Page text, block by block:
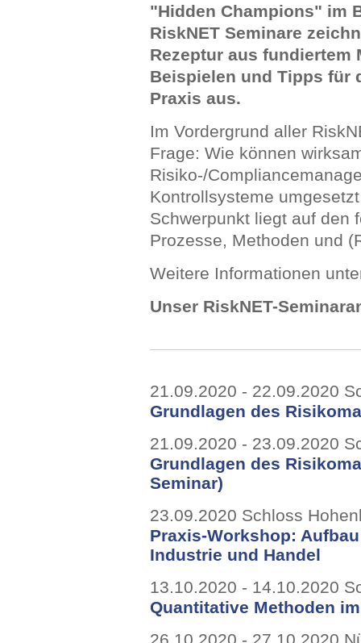
"Hidden Champions" im
RiskNET Seminare
Rezeptur aus fundiertem
Beispielen und Tipps für
Praxis aus.
Im Vordergrund aller
Frage: Wie können
Risiko-/
Kontrollsysteme
Schwerpunkt liegt auf den
Prozesse, Methoden und
Weitere Informationen
Unser RiskNET-
21.09.2020 - 22.09.2020
Grundlagen des
21.09.2020 - 23.09.2020
Grundlagen des
Seminar)
23.09.2020 Schloss
Praxis-Workshop:
Industrie und Handel
13.10.2020 - 14.10.2020
Quantitative Methoden